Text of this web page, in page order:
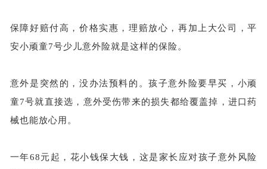
保障好赔付高，价格实惠，理赔放心，再加上大公司，平
安小顽童7号少儿意外险就是这样的保险。
意外是突然的，没办法预料的。孩子意外险要早买，小顽
童7号就直接选，意外受伤带来的损失都给覆盖掉，进口药
械也能放心用。
一年68元起，花小钱保大钱，这是家长应对孩子意外风险